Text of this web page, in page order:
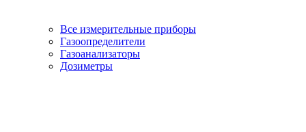
Все измерительные приборы
Газоопределители
Газоанализаторы
Дозиметры